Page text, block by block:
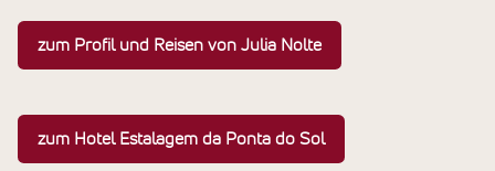
zum Profil und Reisen von Julia Nolte
zum Hotel Estalagem da Ponta do Sol